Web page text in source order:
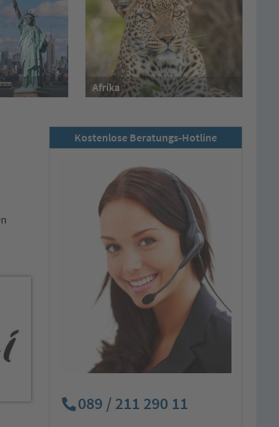
Afrika
Kostenlose Beratungs-Hotline
089 / 211 290 11